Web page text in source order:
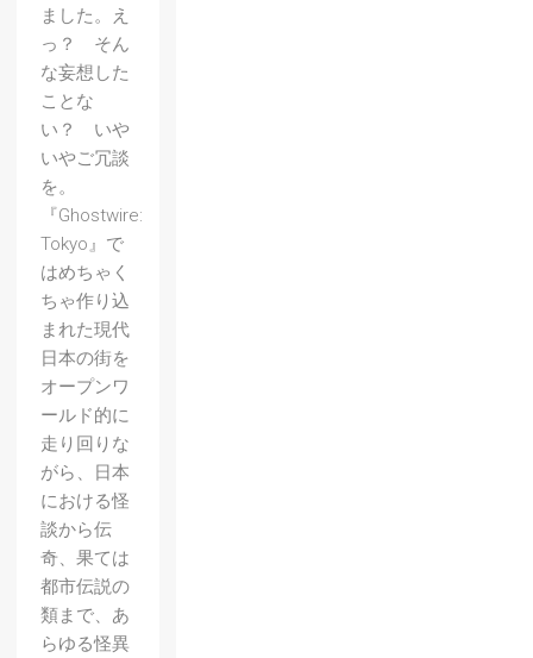
ました。え
っ？ そん
な妄想した
ことな
い？ いや
いやご冗談
を。
『Ghostwire:
Tokyo』で
はめちゃく
ちゃ作り込
まれた現代
日本の街を
オープンワ
ールド的に
走り回りな
がら、日本
における怪
談から伝
奇、果ては
都市伝説の
類まで、あ
らゆる怪異